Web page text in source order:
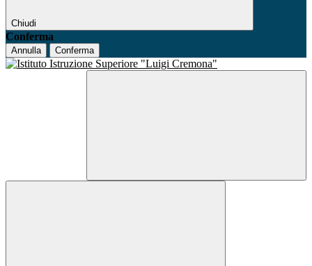
Chiudi
Conferma
Annulla Conferma